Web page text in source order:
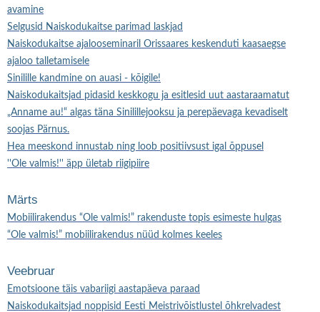
avamine
Selgusid Naiskodukaitse parimad laskjad
Naiskodukaitse ajalooseminaril Orissaares keskenduti kaasaegse
ajaloo talletamisele
Sinilille kandmine on auasi - kõigile!
Naiskodukaitsjad pidasid keskkogu ja esitlesid uut aastaraamatut
„Anname au!“ algas täna Sinilillejooksu ja perepäevaga kevadiselt
soojas Pärnus.
Hea meeskond innustab ning loob positiivsust igal õppusel
''Ole valmis!'' äpp ületab riigipiire
Märts
Mobiilirakendus “Ole valmis!” rakenduste topis esimeste hulgas
“Ole valmis!” mobiilirakendus nüüd kolmes keeles
Veebruar
Emotsioone täis vabariigi aastapäeva paraad
Naiskodukaitsjad noppisid Eesti Meistrivõistlustel õhkrelvadest